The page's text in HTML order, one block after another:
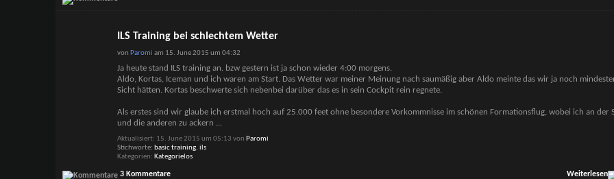
ILS Training bei schlechtem Wetter
von Paromi am 15. June 2015 um 04:32
Ja heute stand ILS training an. bzw gestern ist ja schon wieder 4:00 morgens.
Aldo, Kortas, Iceman und ich waren am Start. Das Wetter war meiner Meinung nach saumäßig aber Aldo meinte das wir ja noch
Sicht hätten. Kortas beschwerte sich nebenbei darüber das es in sein Cockpit rein regnete.
Als erstes sind wir glaube ich erstmal hoch auf 25.000 feet ohne besondere Vorkommnisse im schönen Formationsflug, wobei ich an der
und die anderen zu ackern ...
Aktualisiert: 15. June 2015 um 05:13 von Paromi
Stichworte: basic training, ils
Kategorien
Kategorielos
3 Kommentare Weiterlesen